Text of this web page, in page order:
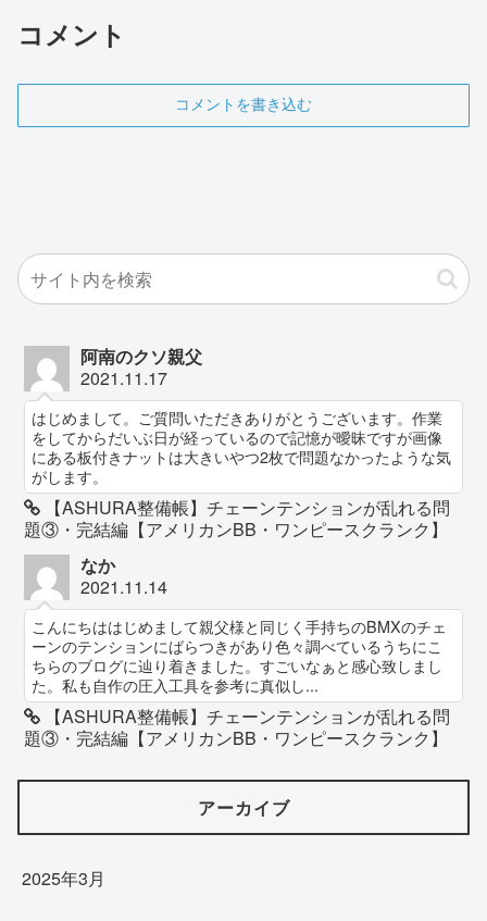
コメント
コメントを書き込む
阿南のクソ親父
2021.11.17
はじめまして。ご質問いただきありがとうございます。作業
をしてからだいぶ日が経っているので記憶が曖昧ですが画像
にある板付きナットは大きいやつ2枚で問題なかったような気
がします。
【ASHURA整備帳】チェーンテンションが乱れる問
題③・完結編【アメリカンBB・ワンピースクランク】
なか
2021.11.14
こんにちははじめまして親父様と同じく手持ちのBMXのチェ
ーンのテンションにばらつきがあり色々調べているうちにこ
ちらのブログに辿り着きました。すごいなぁと感心致しまし
た。私も自作の圧入工具を参考に真似し...
【ASHURA整備帳】チェーンテンションが乱れる問
題③・完結編【アメリカンBB・ワンピースクランク】
アーカイブ
2025年3月